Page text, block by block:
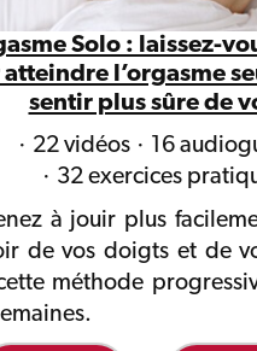
Solo : laissez-
l’orgasme
sentir plus sûre de
22 vidéos
16
32 exercices
à jouir plus
de vos doigts et de
méthode